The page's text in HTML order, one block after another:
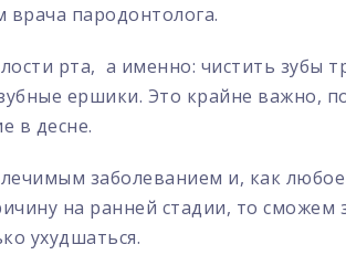
пародонтолога.
рта, а именно: чистить зубы
ершики. Это крайне
в десне.
заболеванием и, как
на ранней стадии, то сможем
ухудшаться.